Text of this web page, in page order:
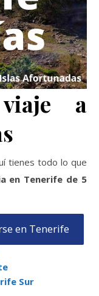
a
tienes todo lo que
en Tenerife de 5
en Tenerife
Sur